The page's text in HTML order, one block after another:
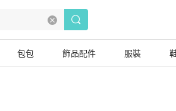
包包 飾品配件 服裝